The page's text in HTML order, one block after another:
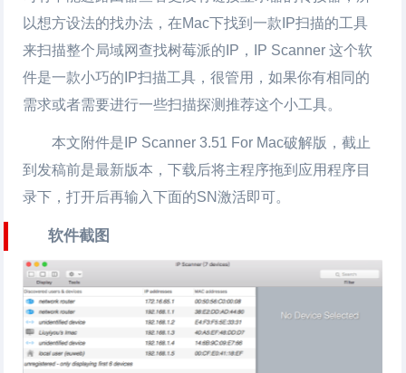
以想方设法的找办法，在Mac下找到一款IP扫描的工具
来扫描整个局域网查找树莓派的IP，IP Scanner 这个软
件是一款小巧的IP扫描工具，很管用，如果你有相同的
需求或者需要进行一些扫描探测推荐这个小工具。
本文附件是IP Scanner 3.51 For Mac破解版，截止
到发稿前是最新版本，下载后将主程序拖到应用程序目
录下，打开后再输入下面的SN激活即可。
软件截图